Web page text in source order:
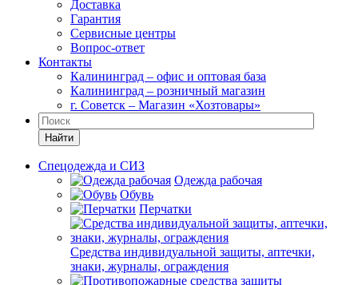
Доставка
Гарантия
Сервисные центры
Вопрос-ответ
Контакты
Калининград – офис и оптовая база
Калининград – розничный магазин
г. Советск – Магазин «Хозтовары»
Найти
Спецодежда и СИЗ
Одежда рабочая
Обувь
Перчатки
Средства индивидуальной защиты, аптечки,
знаки, журналы, ограждения